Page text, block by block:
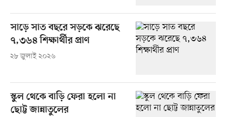
সাড়ে সাত বছরে সড়কে ঝরেছে
৭,৩৬৪ শিক্ষার্থীর প্রাণ
২৮ জুলাই ২০২৬
স্কুল থেকে বাড়ি ফেরা হলো না
ছোট্ট জান্নাতুলের